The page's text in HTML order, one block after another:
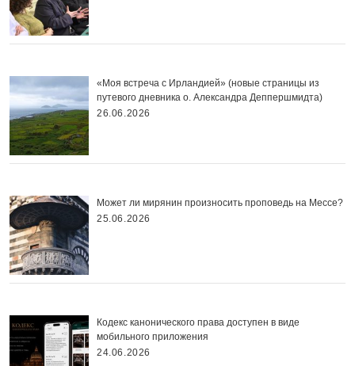
«Моя встреча с Ирландией» (новые страницы из
путевого дневника о. Александра Деппершмидта)
26.06.2026
Может ли мирянин произносить проповедь на Мессе?
25.06.2026
Кодекс канонического права доступен в виде
мобильного приложения
24.06.2026